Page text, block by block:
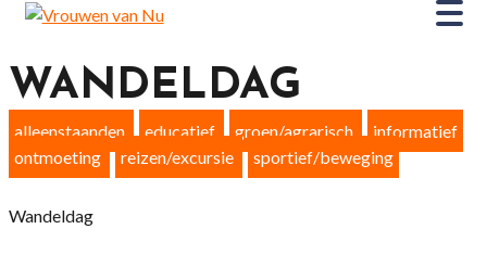
WANDELDAG
alleenstaanden educatief groen/agrarisch
informatief
ontmoeting
reizen/excursie sportief/beweging
Wandeldag